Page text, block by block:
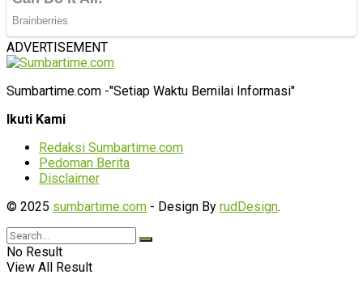
ADVERTISEMENT
Sumbartime.com -"Setiap Waktu Bernilai Informasi"
Ikuti Kami
Redaksi Sumbartime.com
Pedoman Berita
Disclaimer
© 2025 sumbartime.com - Design By rudDesign.
No Result
View All Result